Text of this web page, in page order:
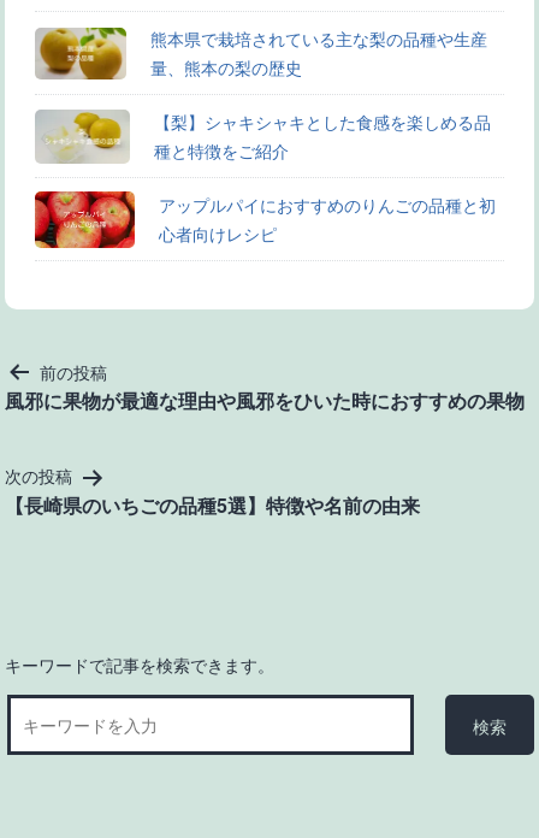
熊本県で栽培されている主な梨の品種や生産
量、熊本の梨の歴史
【梨】シャキシャキとした食感を楽しめる品
種と特徴をご紹介
アップルパイにおすすめのりんごの品種と初
心者向けレシピ
投
稿
ゲ
ー
前の投稿
風邪に果物が最適な理由や風邪をひいた時におすすめの果物
次の投稿
【長崎県のいちごの品種5選】特徴や名前の由来
キーワードで記事を検索できます。